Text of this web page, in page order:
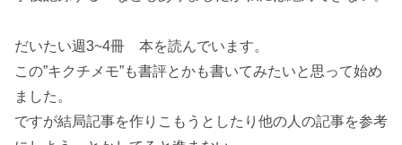
だいたい週3~4冊 本を読んでいます。
この”キクチメモ”も書評とかも書いてみたいと思って始め
ました。
ですが結局記事を作りこもうとしたり他の人の記事を参考